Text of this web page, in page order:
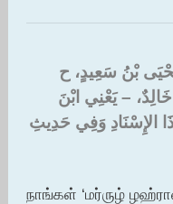
بْنُ سَعِيدٍ، ح
– يَعْنِي ابْنَ
الإِسْنَادِ وَفِي حَدِيثِ
நாங்கள் ‘மர்ருழ்